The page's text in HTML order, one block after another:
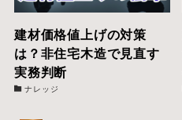
建材価格値上げの対策
は？非住宅木造で見直す
実務判断
ナレッジ